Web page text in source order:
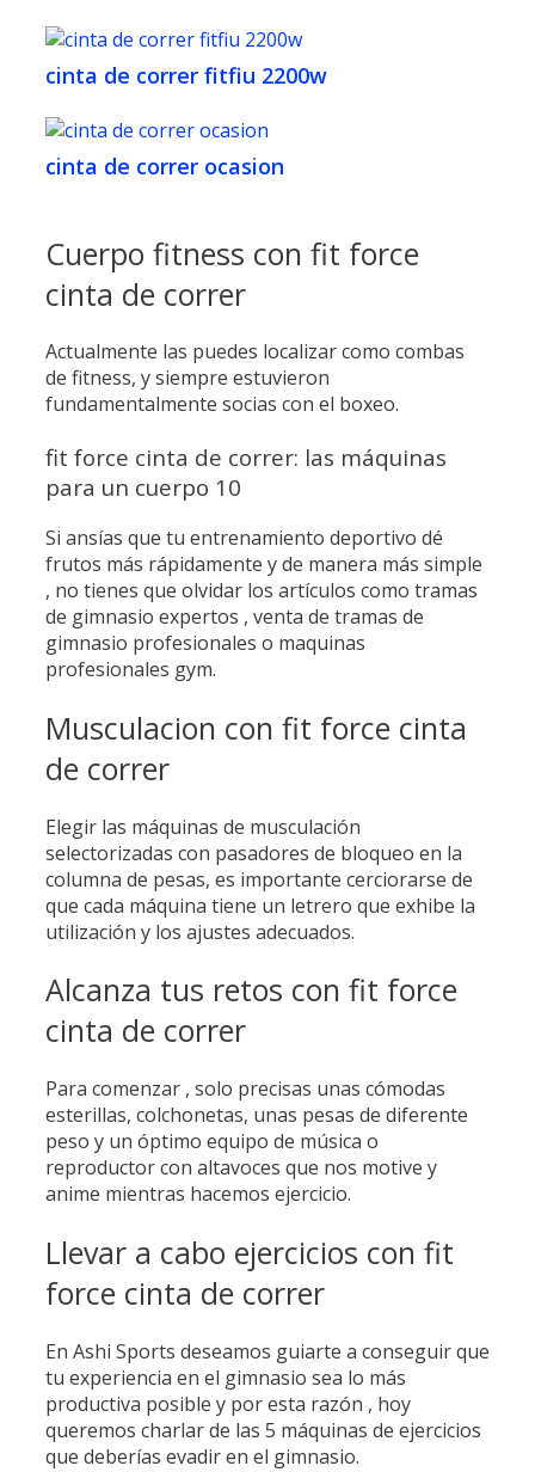
cinta de correr fitfiu 2200w
cinta de correr ocasion
Cuerpo fitness con fit force
cinta de correr
Actualmente las puedes localizar como combas
de fitness, y siempre estuvieron
fundamentalmente socias con el boxeo.
fit force cinta de correr: las máquinas
para un cuerpo 10
Si ansías que tu entrenamiento deportivo dé
frutos más rápidamente y de manera más simple
, no tienes que olvidar los artículos como tramas
de gimnasio expertos , venta de tramas de
gimnasio profesionales o maquinas
profesionales gym.
Musculacion con fit force cinta
de correr
Elegir las máquinas de musculación
selectorizadas con pasadores de bloqueo en la
columna de pesas, es importante cerciorarse de
que cada máquina tiene un letrero que exhibe la
utilización y los ajustes adecuados.
Alcanza tus retos con fit force
cinta de correr
Para comenzar , solo precisas unas cómodas
esterillas, colchonetas, unas pesas de diferente
peso y un óptimo equipo de música o
reproductor con altavoces que nos motive y
anime mientras hacemos ejercicio.
Llevar a cabo ejercicios con fit
force cinta de correr
En Ashi Sports deseamos guiarte a conseguir que
tu experiencia en el gimnasio sea lo más
productiva posible y por esta razón , hoy
queremos charlar de las 5 máquinas de ejercicios
que deberías evadir en el gimnasio.